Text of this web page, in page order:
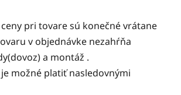
pri tovare sú konečné vrátane
v objednávke nezahŕňa
a montáž .
možné platiť nasledovnými